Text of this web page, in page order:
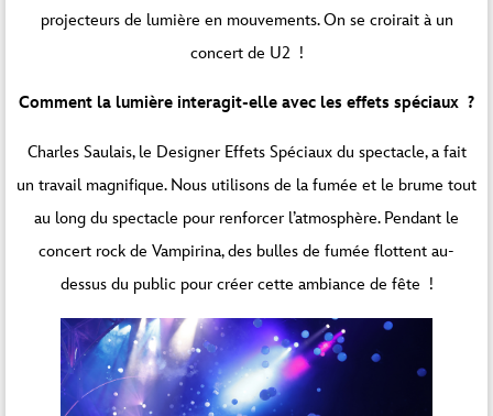
projecteurs de lumière en mouvements. On se croirait à un
concert de U2 !
Comment la lumière interagit-elle avec les effets spéciaux ?
Charles Saulais, le Designer Effets Spéciaux du spectacle, a fait
un travail magnifique. Nous utilisons de la fumée et le brume tout
au long du spectacle pour renforcer l’atmosphère. Pendant le
concert rock de Vampirina, des bulles de fumée flottent au-
dessus du public pour créer cette ambiance de fête !